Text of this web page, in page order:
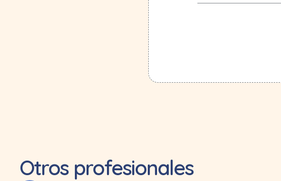
Otros profesionales